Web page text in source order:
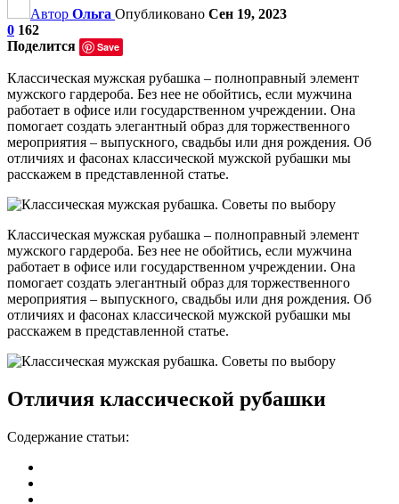
Автор Ольга Опубликовано Сен 19, 2023
0 162
Поделится
Save
Классическая мужская рубашка – полноправный элемент
мужского гардероба. Без нее не обойтись, если мужчина
работает в офисе или государственном учреждении. Она
помогает создать элегантный образ для торжественного
мероприятия – выпускного, свадьбы или дня рождения. Об
отличиях и фасонах классической мужской рубашки мы
расскажем в представленной статье.
Классическая мужская рубашка – полноправный элемент
мужского гардероба. Без нее не обойтись, если мужчина
работает в офисе или государственном учреждении. Она
помогает создать элегантный образ для торжественного
мероприятия – выпускного, свадьбы или дня рождения. Об
отличиях и фасонах классической мужской рубашки мы
расскажем в представленной статье.
Отличия классической рубашки
Содержание статьи: